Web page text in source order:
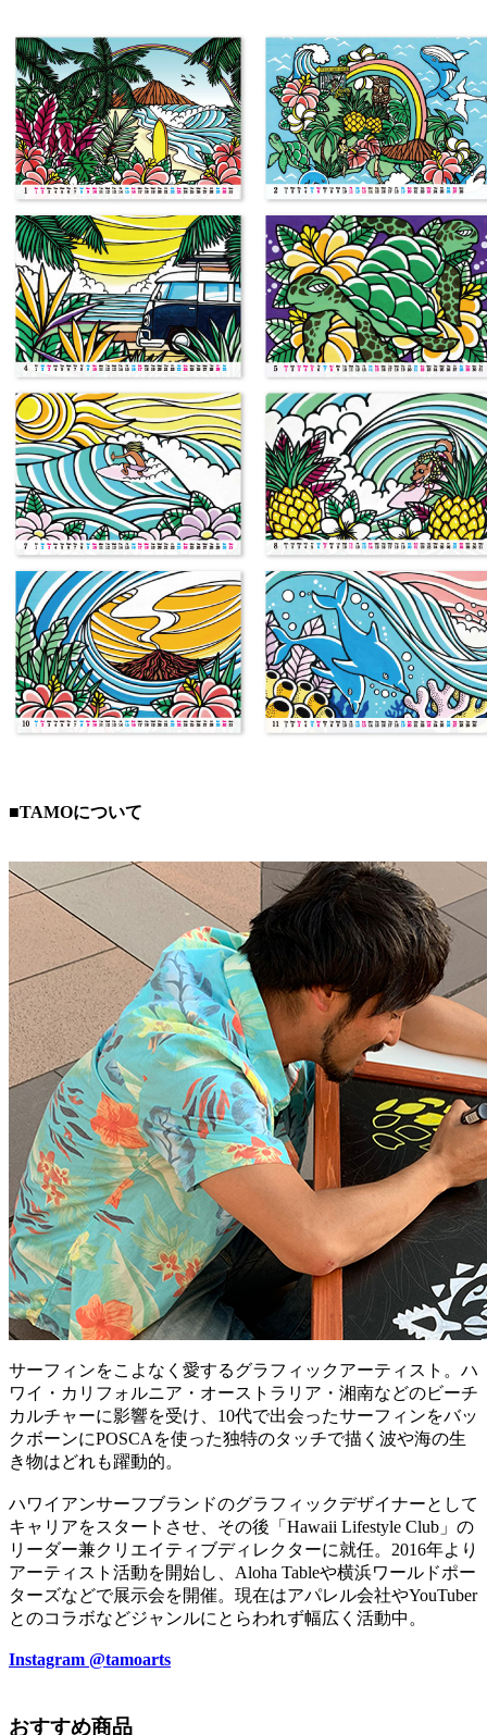
■TAMOについて
サーフィンをこよなく愛するグラフィックアーティスト。ハ
ワイ・カリフォルニア・オーストラリア・湘南などのビーチ
カルチャーに影響を受け、10代で出会ったサーフィンをバッ
クボーンにPOSCAを使った独特のタッチで描く波や海の生
き物はどれも躍動的。
ハワイアンサーフブランドのグラフィックデザイナーとして
キャリアをスタートさせ、その後「Hawaii Lifestyle Club」の
リーダー兼クリエイティブディレクターに就任。2016年より
アーティスト活動を開始し、Aloha Tableや横浜ワールドポー
ターズなどで展示会を開催。現在はアパレル会社やYouTuber
とのコラボなどジャンルにとらわれず幅広く活動中。
Instagram @tamoarts
おすすめ商品